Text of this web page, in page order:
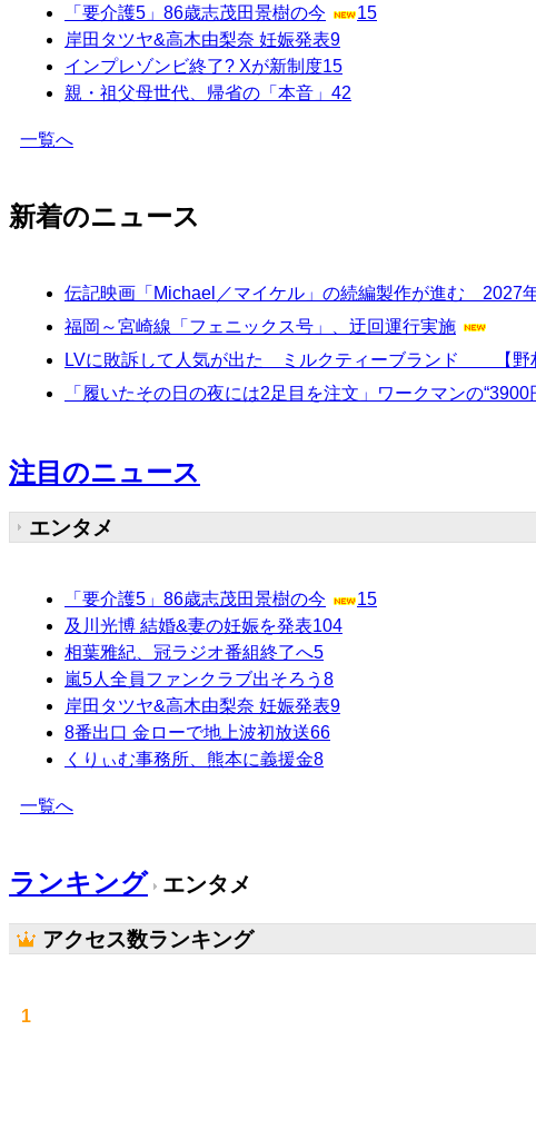
「要介護5」86歳志茂田景樹の今
15
岸田タツヤ&高木由梨奈 妊娠発表9
インプレゾンビ終了? Xが新制度15
親・祖父母世代、帰省の「本音」 42
一覧へ
新着のニュース
伝記映画「Michael／マイケル」の続編製作が進む 2027
福岡～宮崎線「フェニックス号」、迂回運行実施
LVに敗訴して人気が出た ミルクティーブランド 【野
「履いたその日の夜には2足目を注文」ワークマンの
注目のニュース
エンタメ
「要介護5」86歳志茂田景樹の今
15
及川光博 結婚&妻の妊娠を発表104
相葉雅紀、冠ラジオ番組終了へ5
嵐5人全員ファンクラブ出そろう 8
岸田タツヤ&高木由梨奈 妊娠発表9
8番出口 金ローで地上波初放送66
くりぃむ事務所、熊本に義援金8
一覧へ
ランキング エンタメ
アクセス数ランキング
1